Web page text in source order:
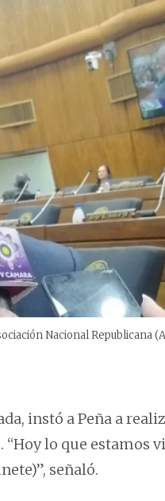
Nacional Republicana
instó a Peña a
lo que estamos
señaló.